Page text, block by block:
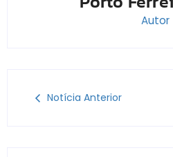
Autor
Notícia Anterior